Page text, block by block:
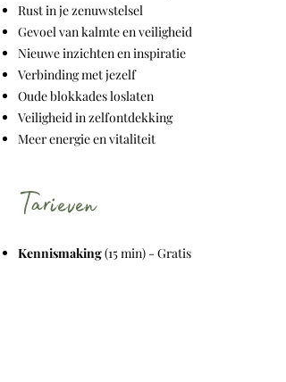
Rust in je zenuwstelsel
Gevoel van kalmte en veiligheid
Nieuwe inzichten en inspiratie
Verbinding met jezelf
Oude blokkades loslaten
Veiligheid in zelfontdekking
Meer energie en vitaliteit
Tarieven
Kennismaking(15 min) - Gratis